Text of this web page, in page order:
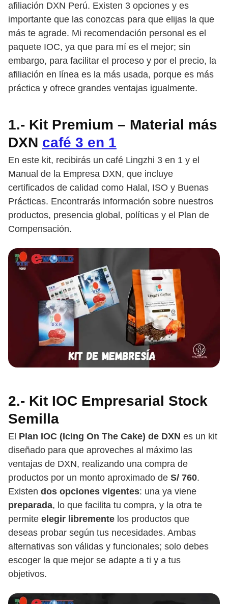
afiliación DXN Perú. Existen 3 opciones y es
importante que las conozcas para que elijas la que
más te agrade. Mi recomendación personal es el
paquete IOC, ya que para mí es el mejor; sin
embargo, para facilitar el proceso y por el precio, la
afiliación en línea es la más usada, porque es más
práctica y ofrece grandes ventajas igualmente.
1.- Kit Premium – Material más
DXN café 3 en 1
En este kit, recibirás un café Lingzhi 3 en 1 y el
Manual de la Empresa DXN, que incluye
certificados de calidad como Halal, ISO y Buenas
Prácticas. Encontrarás información sobre nuestros
productos, presencia global, políticas y el Plan de
Compensación.
2.- Kit IOC Empresarial Stock
Semilla
El Plan IOC (Icing On The Cake) de DXN es un kit
diseñado para que aproveches al máximo las
ventajas de DXN, realizando una compra de
productos por un monto aproximado de S/ 760.
Existen dos opciones vigentes: una ya viene
preparada, lo que facilita tu compra, y la otra te
permite elegir libremente los productos que
deseas probar según tus necesidades. Ambas
alternativas son válidas y funcionales; solo debes
escoger la que mejor se adapte a ti y a tus
objetivos.